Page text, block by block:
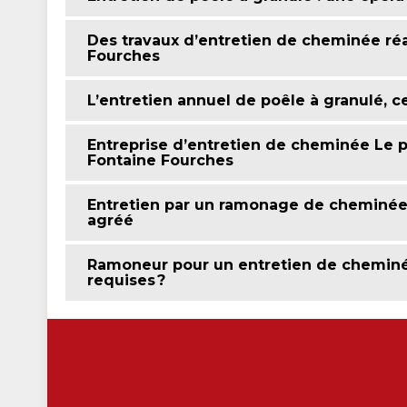
Des travaux d’entretien de cheminée
Fourches
L’entretien annuel de poêle à granulé,
Entreprise d’entretien de cheminée Le
Fontaine Fourches
Entretien par un ramonage de
agréé
Ramoneur pour un entretien de
requises ?